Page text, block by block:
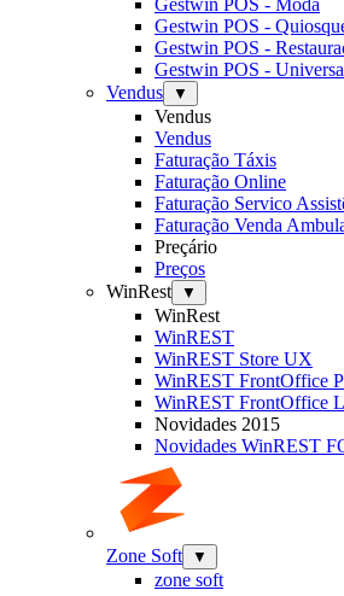
Gestwin POS - Moda
Gestwin POS -
Gestwin POS -
Gestwin POS -
Vendus
▼
Vendus
Vendus
Faturação Táxis
Faturação Online
Faturação Servico
Faturação Venda
Preçário
Preços
WinRest
▼
WinRest
WinREST
WinREST Store UX
WinREST FrontOffice
WinREST FrontOffice
Novidades 2015
Novidades WinREST
Zone Soft ▼
zone soft